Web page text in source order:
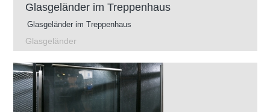
Glasgeländer im Treppenhaus
Glasgeländer im Treppenhaus
Glasgeländer